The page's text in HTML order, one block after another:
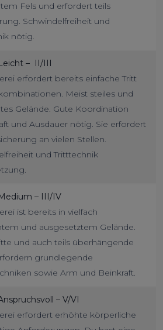
Fels und erfordert teils
Schwindelfreiheit und
nötig.
– II/III
erfordert bereits einfache Tritt
Meist steiles und
Gelände. Gute Koordination
und Ausdauer nötig. Sie erfordert
an vielen Stellen.
und Tritttechnik
– III/IV
ist bereits in vielfach
und ausgesetztem Gelände.
und auch teils überhängende
grundlegende
sowie Arm und Beinkraft.
– V/VI
erfordert erhöhte körperliche